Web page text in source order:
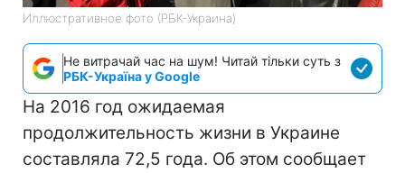
Иллюстративное фото (РБК-Украина)
Не витрачай час на шум! Читай тільки суть з
РБК-Україна у Google
На 2016 год ожидаемая
продолжительность жизни в Украине
составляла 72,5 года. Об этом сообщает